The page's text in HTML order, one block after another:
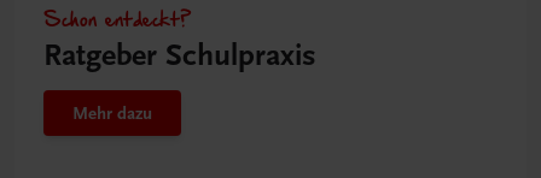
Schon entdeckt?
Ratgeber Schulpraxis
Mehr dazu